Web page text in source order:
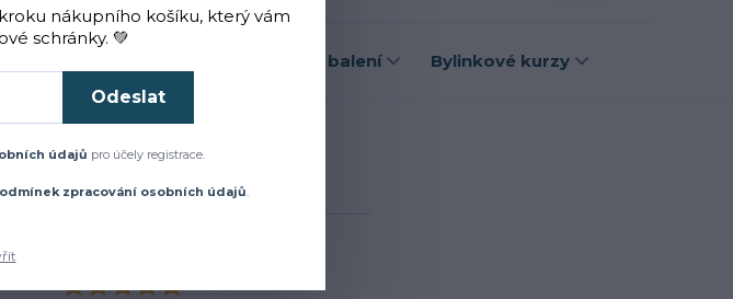
Dárková balení Bylinkové kurzy
obecná sušený květ
sušený květ
nákupního košíku, který vám
schránky. 💚
Odeslat
údajů pro účely registrace.
zpracování osobních údajů.